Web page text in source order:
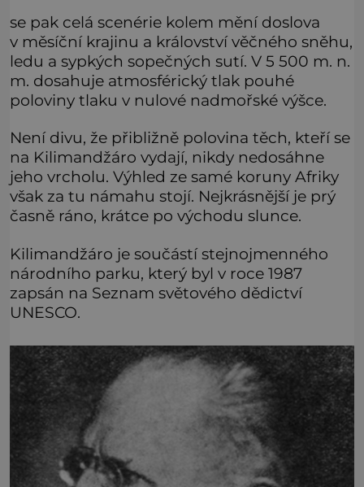
se pak celá scenérie kolem mění doslova
v měsíční krajinu a království věčného sněhu,
ledu a sypkých sopečných sutí. V 5 500 m. n.
m. dosahuje atmosférický tlak pouhé
poloviny tlaku v nulové nadmořské výšce.
Není divu, že přibližně polovina těch, kteří se
na Kilimandžáro vydají, nikdy nedosáhne
jeho vrcholu. Výhled ze samé koruny Afriky
však za tu námahu stojí. Nejkrásnější je prý
časně ráno, krátce po východu slunce.
Kilimandžáro je součástí stejnojmenného
národního parku, který byl v roce 1987
zapsán na Seznam světového dědictví
UNESCO.